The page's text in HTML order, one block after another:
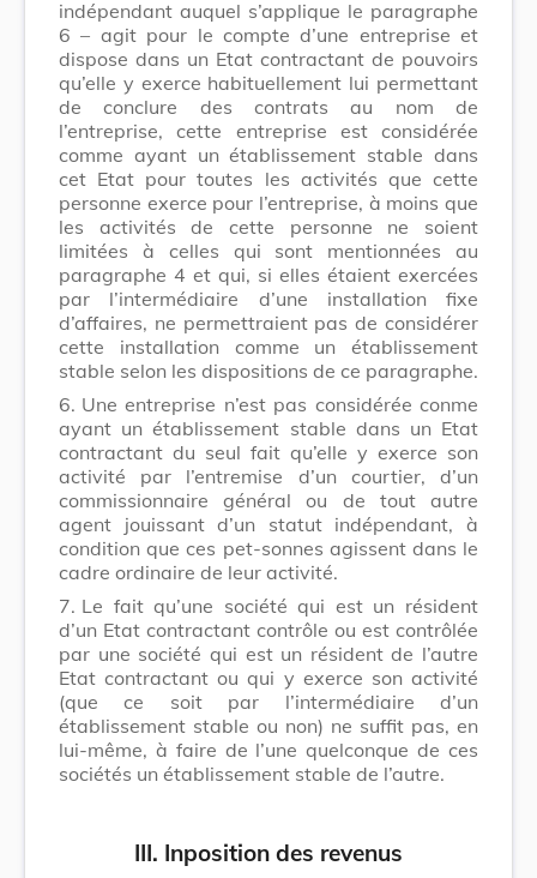
indépendant auquel s’applique le paragraphe
6 – agit pour le compte d’une entreprise et
dispose dans un Etat contractant de pouvoirs
qu’elle y exerce habituellement lui permettant
de conclure des contrats au nom de
l’entreprise, cette entreprise est considérée
comme ayant un établissement stable dans
cet Etat pour toutes les activités que cette
personne exerce pour l’entreprise, à moins que
les activités de cette personne ne soient
limitées à celles qui sont mentionnées au
paragraphe 4 et qui, si elles étaient exercées
par l’intermédiaire d’une installation fixe
d’affaires, ne permettraient pas de considérer
cette installation comme un établissement
stable selon les dispositions de ce paragraphe.
6. Une entreprise n’est pas considérée conme
ayant un établissement stable dans un Etat
contractant du seul fait qu’elle y exerce son
activité par l’entremise d’un courtier, d’un
commissionnaire général ou de tout autre
agent jouissant d’un statut indépendant, à
condition que ces pet-sonnes agissent dans le
cadre ordinaire de leur activité.
7. Le fait qu’une société qui est un résident
d’un Etat contractant contrôle ou est contrôlée
par une société qui est un résident de l’autre
Etat contractant ou qui y exerce son activité
(que ce soit par l’intermédiaire d’un
établissement stable ou non) ne suffit pas, en
lui-même, à faire de l’une quelconque de ces
sociétés un établissement stable de l’autre.
III. Inposition des revenus